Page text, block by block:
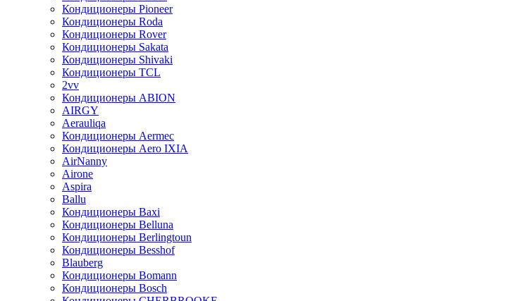
Кондиционеры Pioneer
Кондиционеры Roda
Кондиционеры Rover
Кондиционеры Sakata
Кондиционеры Shivaki
Кондиционеры TCL
2vv
Кондиционеры ABION
AIRGY
Aerauliqa
Кондиционеры Aermec
Кондиционеры Aero IXIA
AirNanny
Airone
Aspira
Ballu
Кондиционеры Baxi
Кондиционеры Belluna
Кондиционеры Berlingtoun
Кондиционеры Besshof
Blauberg
Кондиционеры Bomann
Кондиционеры Bosch